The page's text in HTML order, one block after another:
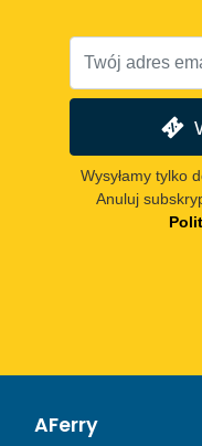
Wysyłamy tylko
Anuluj
AFerry